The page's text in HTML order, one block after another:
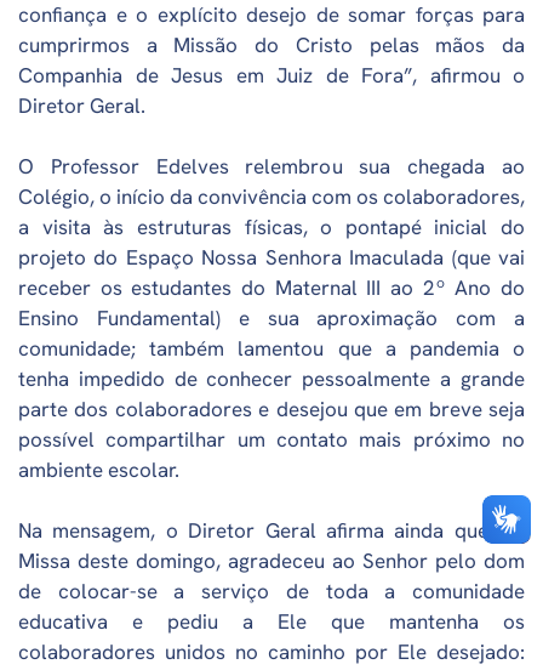
confiança e o explícito desejo de somar forças para
cumprirmos a Missão do Cristo pelas mãos da
Companhia de Jesus em Juiz de Fora”, afirmou o
Diretor Geral.
O Professor Edelves relembrou sua chegada ao
Colégio, o início da convivência com os colaboradores,
a visita às estruturas físicas, o pontapé inicial do
projeto do Espaço Nossa Senhora Imaculada (que vai
receber os estudantes do Maternal III ao 2º Ano do
Ensino Fundamental) e sua aproximação com a
comunidade; também lamentou que a pandemia o
tenha impedido de conhecer pessoalmente a grande
parte dos colaboradores e desejou que em breve seja
possível compartilhar um contato mais próximo no
ambiente escolar.
Na mensagem, o Diretor Geral afirma ainda que, na
Missa deste domingo, agradeceu ao Senhor pelo dom
de colocar-se a serviço de toda a comunidade
educativa e pediu a Ele que mantenha os
colaboradores unidos no caminho por Ele desejado: